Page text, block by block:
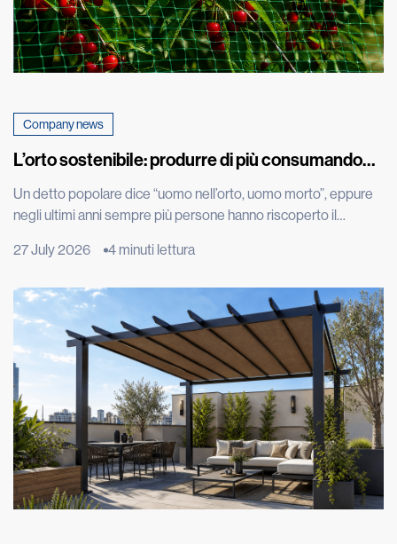
Company news
L’orto sostenibile: produrre di più consumando
Un detto popolare dice “uomo nell’orto, uomo morto”, eppure
negli ultimi anni sempre più persone hanno riscoperto il
di portare in tavola prodotti genuini, ridurre gli sprechi e
tecnologica, per esempio con l’irrigazione automatizzata, oggi
coltivare […]
27 July 2026 4 minuti lettura